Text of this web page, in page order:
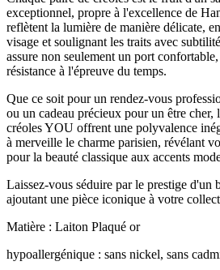
exceptionnel, propre à l'excellence de
reflètent la lumière de manière délicate,
visage et soulignant les traits avec
assure non seulement un port
résistance à l'épreuve du temps.
Que ce soit pour un rendez-vous
ou un cadeau précieux pour un être cher,
créoles YOU offrent une polyvalence
à merveille le charme parisien, révélant
pour la beauté classique aux accents
Laissez-vous séduire par le prestige d'un
ajoutant une pièce iconique à votre
Matière : Laiton Plaqué or
hypoallergénique : sans nickel, sans